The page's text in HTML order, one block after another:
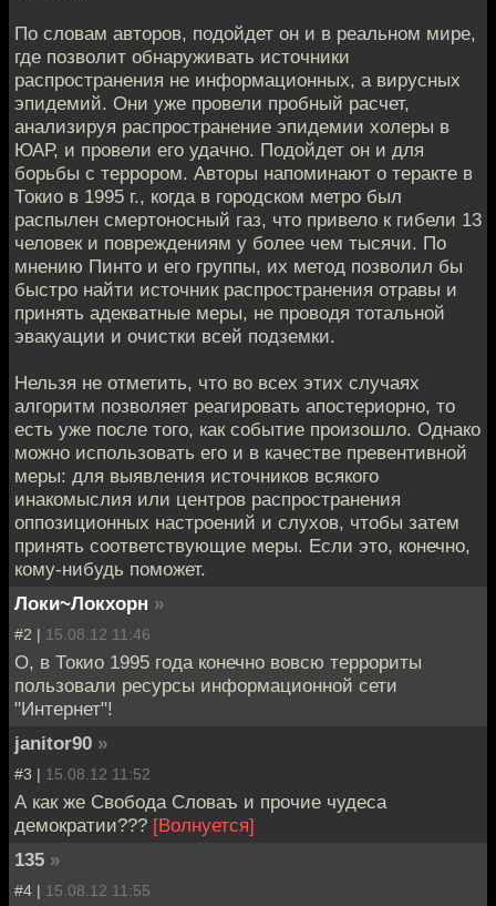
По словам авторов, подойдет он и в реальном мире,
где позволит обнаруживать источники
распространения не информационных, а вирусных
эпидемий. Они уже провели пробный расчет,
анализируя распространение эпидемии холеры в
ЮАР, и провели его удачно. Подойдет он и для
борьбы с террором. Авторы напоминают о теракте в
Токио в 1995 г., когда в городском метро был
распылен смертоносный газ, что привело к гибели 13
человек и повреждениям у более чем тысячи. По
мнению Пинто и его группы, их метод позволил бы
быстро найти источник распространения отравы и
принять адекватные меры, не проводя тотальной
эвакуации и очистки всей подземки.
Нельзя не отметить, что во всех этих случаях
алгоритм позволяет реагировать апостериорно, то
есть уже после того, как событие произошло. Однако
можно использовать его и в качестве превентивной
меры: для выявления источников всякого
инакомыслия или центров распространения
оппозиционных настроений и слухов, чтобы затем
принять соответствующие меры. Если это, конечно,
кому-нибудь поможет.
Локи~Локхорн »
#2 | 15.08.12 11:46
О, в Токио 1995 года конечно вовсю террориты
пользовали ресурсы информационной сети
"Интернет"!
janitor90 »
#3 | 15.08.12 11:52
А как же Свобода Словаъ и прочие чудеса
демократии??? [Волнуется]
135 »
#4 | 15.08.12 11:55